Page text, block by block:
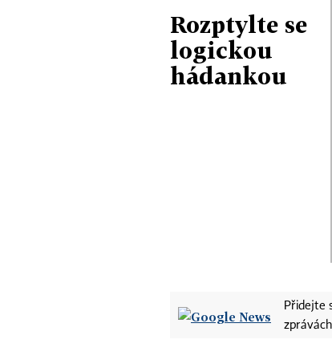
Rozptylte se
logickou
hádankou
Přidejte